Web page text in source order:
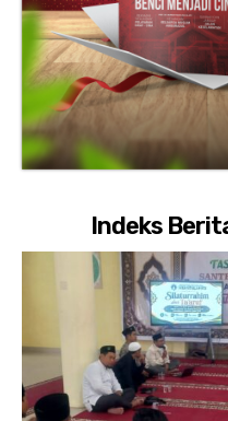
Indeks